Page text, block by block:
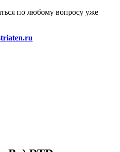
по любому вопросу уже